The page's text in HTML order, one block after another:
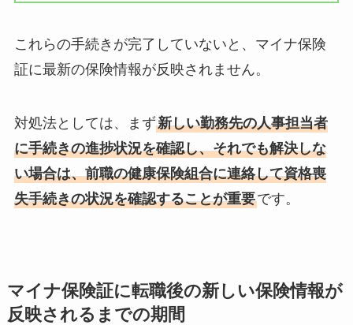
これらの手続きが完了していないと、マイナ保険
証に最新の保険情報が反映されません。
​対処法としては、まず新しい勤務先の人事担当者
に手続きの進捗状況を確認し、それでも解決しな
い場合は、前職の健康保険組合に連絡して資格喪
失手続きの状況を確認することが重要です。​
マイナ保険証に転職後の新しい保険情報が
反映されるまでの期間